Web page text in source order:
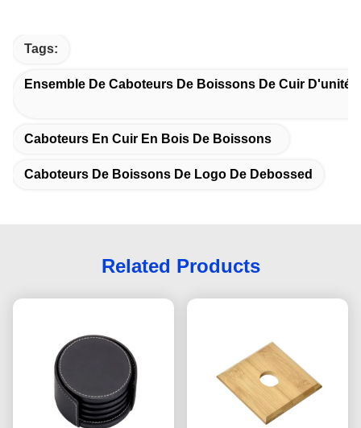
Tags:
Ensemble De Caboteurs De Boissons De Cuir D'unité
Caboteurs En Cuir En Bois De Boissons
Caboteurs De Boissons De Logo De Debossed
Related Products